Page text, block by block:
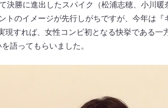
決勝に進出したスパイク（松浦志穂、小川
トのイメージが先行しがちですが、今年は『
現すれば、女性コンビ初となる快挙である
語ってもらいました。